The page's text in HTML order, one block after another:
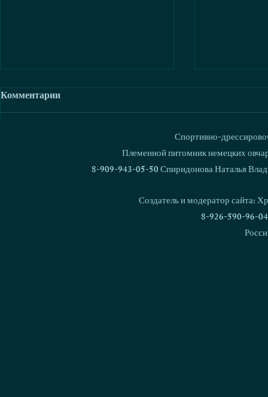
FCI-IGP-3
Комментарии
Спортивно-
Племенной питомник немецких
8-909-943-05-50 Спиридонова Наталья
Создатель и модератор сайта:
8-926-590-96-